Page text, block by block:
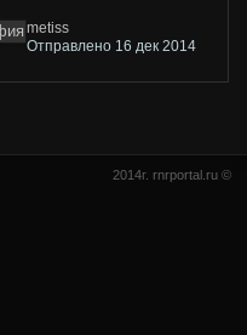
metiss
Отправлено 16 дек 2014
2014г. rnrportal.ru ©